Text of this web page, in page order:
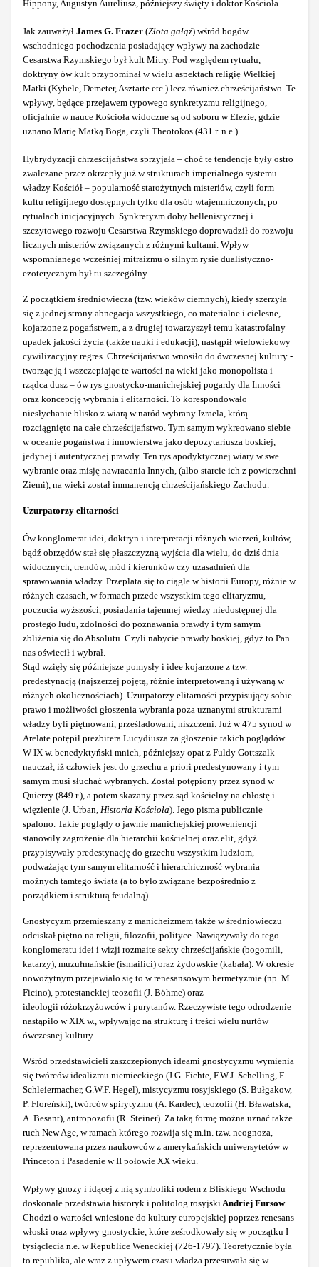
Hippony, Augustyn Aureliusz, późniejszy święty i doktor Kościoła.
Jak zauważył James G. Frazer (Złota gałąź) wśród bogów
wschodniego pochodzenia posiadający wpływy na zachodzie
Cesarstwa Rzymskiego był kult Mitry. Pod względem rytuału,
doktryny ów kult przypominał w wielu aspektach religię Wielkiej
Matki (Kybele, Demeter, Asztarte etc.) lecz również chrześcijaństwo. Te
wpływy, będące przejawem typowego synkretyzmu religijnego,
oficjalnie w nauce Kościoła widoczne są od soboru w Efezie, gdzie
uznano Marię Matką Boga, czyli Theotokos (431 r. n.e.).
Hybrydyzacji chrześcijaństwa sprzyjała – choć te tendencje były ostro
zwalczane przez okrzepły już w strukturach imperialnego systemu
władzy Kościół – popularność starożytnych misteriów, czyli form
kultu religijnego dostępnych tylko dla osób wtajemniczonych, po
rytuałach inicjacyjnych. Synkretyzm doby hellenistycznej i
szczytowego rozwoju Cesarstwa Rzymskiego doprowadził do rozwoju
licznych misteriów związanych z różnymi kultami. Wpływ
wspomnianego wcześniej mitraizmu o silnym rysie dualistyczno-
ezoterycznym był tu szczególny.
Z początkiem średniowiecza (tzw. wieków ciemnych), kiedy szerzyła
się z jednej strony abnegacja wszystkiego, co materialne i cielesne,
kojarzone z pogaństwem, a z drugiej towarzyszył temu katastrofalny
upadek jakości życia (także nauki i edukacji), nastąpił wielowiekowy
cywilizacyjny regres. Chrześcijaństwo wnosiło do ówczesnej kultury -
tworząc ją i wszczepiając te wartości na wieki jako monopolista i
rządca dusz – ów rys gnostycko-manichejskiej pogardy dla Inności
oraz koncepcję wybrania i elitarności. To korespondowało
niesłychanie blisko z wiarą w naród wybrany Izraela, którą
rozciągnięto na całe chrześcijaństwo. Tym samym wykreowano siebie
w oceanie pogaństwa i innowierstwa jako depozytariusza boskiej,
jedynej i autentycznej prawdy. Ten rys apodyktycznej wiary w swe
wybranie oraz misję nawracania Innych, (albo starcie ich z powierzchni
Ziemi), na wieki został immanencją chrześcijańskiego Zachodu.
Uzurpatorzy elitarności
Ów konglomerat idei, doktryn i interpretacji różnych wierzeń, kultów,
bądź obrzędów stał się płaszczyzną wyjścia dla wielu, do dziś dnia
widocznych, trendów, mód i kierunków czy uzasadnień dla
sprawowania władzy. Przeplata się to ciągle w historii Europy, różnie w
różnych czasach, w formach przede wszystkim tego elitaryzmu,
poczucia wyższości, posiadania tajemnej wiedzy niedostępnej dla
prostego ludu, zdolności do poznawania prawdy i tym samym
zbliżenia się do Absolutu. Czyli nabycie prawdy boskiej, gdyż to Pan
nas oświecił i wybrał.
Stąd wzięły się późniejsze pomysły i idee kojarzone z tzw.
predestynacją (najszerzej pojętą, różnie interpretowaną i używaną w
różnych okolicznościach). Uzurpatorzy elitarności przypisujący sobie
prawo i możliwości głoszenia wybrania poza uznanymi strukturami
władzy byli piętnowani, prześladowani, niszczeni. Już w 475 synod w
Arelate potępił prezbitera Lucydiusza za głoszenie takich poglądów.
W IX w. benedyktyński mnich, późniejszy opat z Fuldy Gottszalk
nauczał, iż człowiek jest do grzechu a priori predestynowany i tym
samym musi słuchać wybranych. Został potępiony przez synod w
Quierzy (849 r.), a potem skazany przez sąd kościelny na chłostę i
więzienie (J. Urban, Historia Kościoła). Jego pisma publicznie
spalono. Takie poglądy o jawnie manichejskiej proweniencji
stanowiły zagrożenie dla hierarchii kościelnej oraz elit, gdyż
przypisywały predestynację do grzechu wszystkim ludziom,
podważając tym samym elitarność i hierarchiczność wybrania
możnych tamtego świata (a to było związane bezpośrednio z
porządkiem i strukturą feudalną).
Gnostycyzm przemieszany z manicheizmem także w średniowieczu
odciskał piętno na religii, filozofii, polityce. Nawiązywały do tego
konglomeratu idei i wizji rozmaite sekty chrześcijańskie (bogomili,
katarzy), muzułmańskie (ismailici) oraz żydowskie (kabała). W okresie
nowożytnym przejawiało się to w renesansowym hermetyzmie (np. M.
Ficino), protestanckiej teozofii (J. Böhme) oraz
ideologii różokrzyżowców i purytanów. Rzeczywiste tego odrodzenie
nastąpiło w XIX w., wpływając na strukturę i treści wielu nurtów
ówczesnej kultury.
Wśród przedstawicieli zaszczepionych ideami gnostycyzmu wymienia
się twórców idealizmu niemieckiego (J.G. Fichte, F.W.J. Schelling, F.
Schleiermacher, G.W.F. Hegel), mistycyzmu rosyjskiego (S. Bułgakow,
P. Floreński), twórców spirytyzmu (A. Kardec), teozofii (H. Bławatska,
A. Besant), antropozofii (R. Steiner). Za taką formę można uznać także
ruch New Age, w ramach którego rozwija się m.in. tzw. neognoza,
reprezentowana przez naukowców z amerykańskich uniwersytetów w
Princeton i Pasadenie w II połowie XX wieku.
Wpływy gnozy i idącej z nią symboliki rodem z Bliskiego Wschodu
doskonale przedstawia historyk i politolog rosyjskiAndriej Fursow.
Chodzi o wartości wniesione do kultury europejskiej poprzez renesans
włoski oraz wpływy gnostyckie, które ześrodkowały się w początku I
tysiąclecia n.e. w Republice Weneckiej (726-1797). Teoretycznie była
to republika, ale wraz z upływem czasu władza przesuwała się w